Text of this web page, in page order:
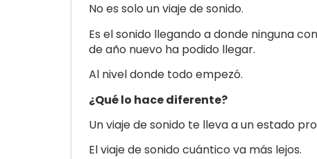
No es solo un viaje de sonido.
Es el sonido llegando a donde ninguna
de año nuevo ha podido llegar.
Al nivel donde todo empezó.
¿Qué lo hace diferente?
Un viaje de sonido te lleva a un estado
El viaje de sonido cuántico va más lejos.